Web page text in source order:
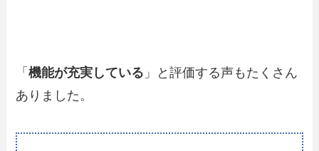
「機能が充実している 」と評価する声もたくさん
ありました。